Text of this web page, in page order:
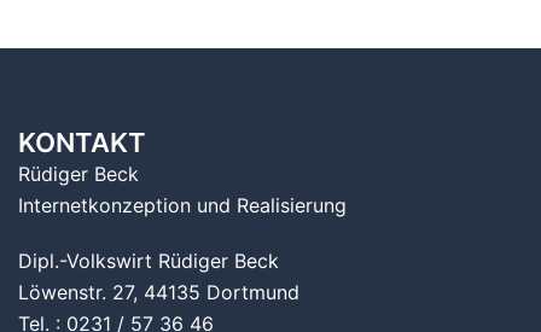
KONTAKT
Rüdiger Beck
Internetkonzeption und Realisierung
Dipl.-Volkswirt Rüdiger Beck
Löwenstr. 27, 44135 Dortmund
Tel. : 0231 / 57 36 46